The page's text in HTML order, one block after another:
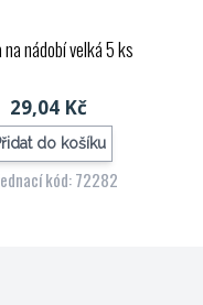
na nádobí velká 5 ks
29,04 Kč
do košíku
kód: 72282